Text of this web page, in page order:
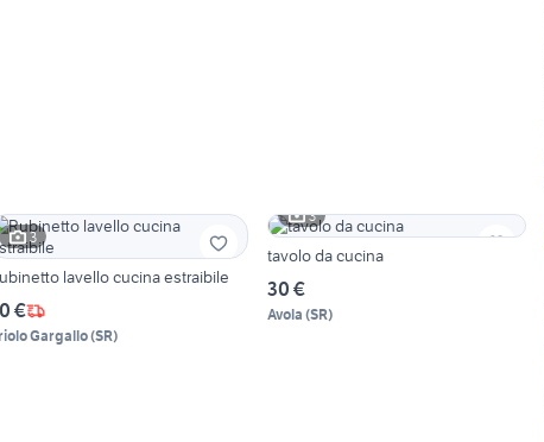
3
lavello cucina estraibile
€
Gargallo(SR)
3
tavolo da cucina
30 €
Avola (SR)